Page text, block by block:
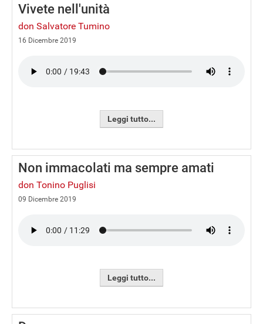
Vivete nell'unità
don Salvatore Tumino
16 Dicembre 2019
Leggi tutto...
Non immacolati ma sempre amati
don Tonino Puglisi
09 Dicembre 2019
Leggi tutto...